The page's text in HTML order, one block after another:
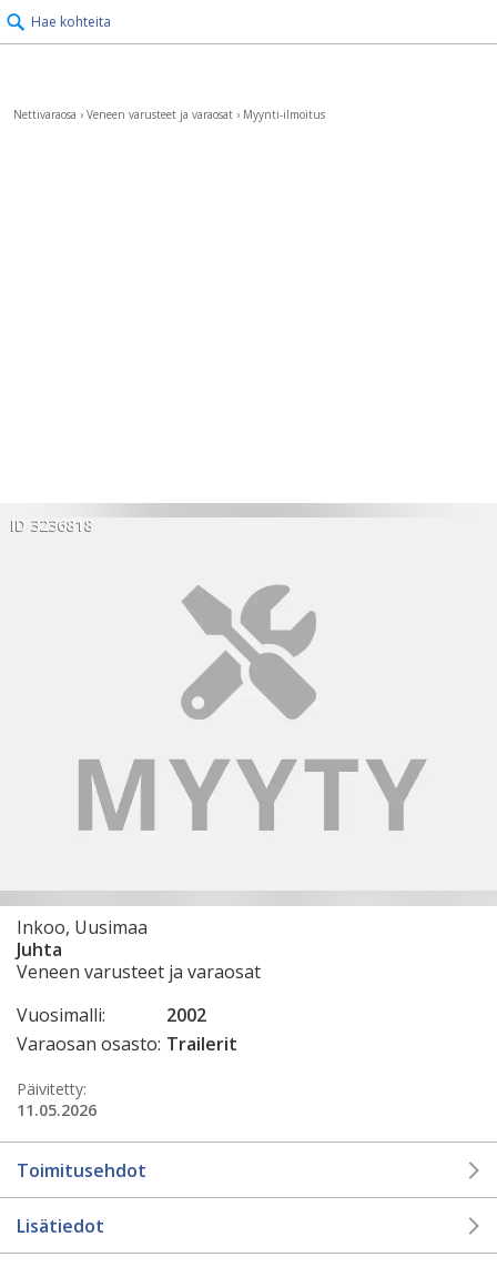
Hae kohteita
Nettivaraosa › Veneen varusteet ja varaosat › Myynti-ilmoitus
ID 3236818
Inkoo, Uusimaa
Juhta
Veneen varusteet ja varaosat
Vuosimalli:
2002
Varaosan osasto: Trailerit
Päivitetty:
11.05.2026
Toimitusehdot
Lisätiedot